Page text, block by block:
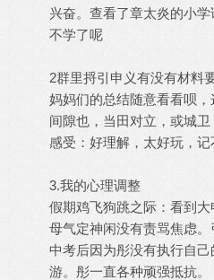
兴奋。查看了章太炎的小
不学了呢
2群里捋引申义有没有材料
妈妈们的总结随意看看呗，
间隙也，当田对立，或城卫
感受：好理解，太好玩，记
3.我的心理调整
假期鸡飞狗跳之际：看到
母气定神闲没有责骂焦虑。
中考后因为彤没有执行自
游。彤一直各种顽强抵抗。